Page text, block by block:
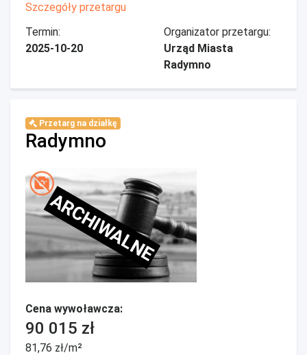
Szczegóły przetargu
Termin:
2025-10-20
Organizator przetargu:
Urząd Miasta
Radymno
Przetarg na działkę
Radymno
ARCHIWALNE
Cena wywoławcza:
90 015 zł
81,76 zł/m²